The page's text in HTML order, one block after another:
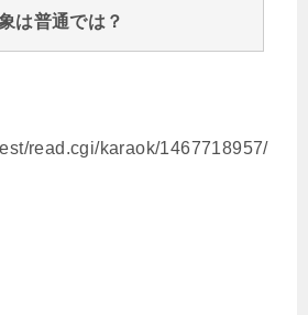
は普通では？
read.cgi/karaok/1467718957/